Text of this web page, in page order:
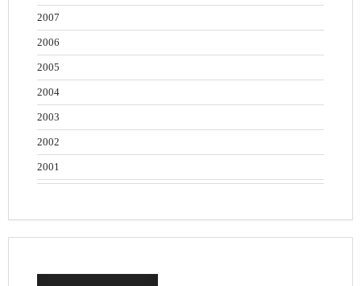
2007
2006
2005
2004
2003
2002
2001